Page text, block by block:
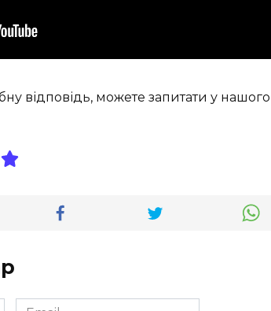
відповідь, можете запитати у нашого
Email